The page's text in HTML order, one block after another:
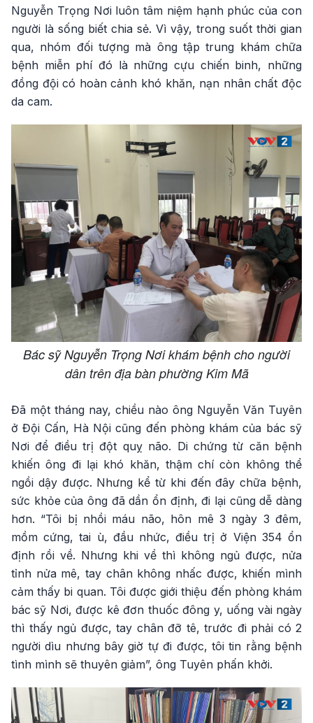
Nguyễn Trọng Nơi luôn tâm niệm hạnh phúc của con
người là sống biết chia sẻ. Vì vậy, trong suốt thời gian
qua, nhóm đối tượng mà ông tập trung khám chữa
bệnh miễn phí đó là những cựu chiến binh, những
đồng đội có hoàn cảnh khó khăn, nạn nhân chất độc
da cam.
Bác sỹ Nguyễn Trọng Nơi khám bệnh cho người
dân trên địa bàn phường Kim Mã
Đã một tháng nay, chiều nào ông Nguyễn Văn Tuyên
ở Đội Cấn, Hà Nội cũng đến phòng khám của bác sỹ
Nơi để điều trị đột quỵ não. Di chứng từ căn bệnh
khiến ông đi lại khó khăn, thậm chí còn không thể
ngồi dậy được. Nhưng kể từ khi đến đây chữa bệnh,
sức khỏe của ông đã dần ổn định, đi lại cũng dễ dàng
hơn. “Tôi bị nhồi máu não, hôn mê 3 ngày 3 đêm,
mồm cứng, tai ù, đầu nhức, điều trị ở Viện 354 ổn
định rồi về. Nhưng khi về thì không ngủ được, nửa
tỉnh nửa mê, tay chân không nhấc được, khiến mình
cảm thấy bi quan. Tôi được giới thiệu đến phòng khám
bác sỹ Nơi, được kê đơn thuốc đông y, uống vài ngày
thì thấy ngủ được, tay chân đỡ tê, trước đi phải có 2
người dìu nhưng bây giờ tự đi được, tôi tin rằng bệnh
tình mình sẽ thuyên giảm”, ông Tuyên phấn khởi.